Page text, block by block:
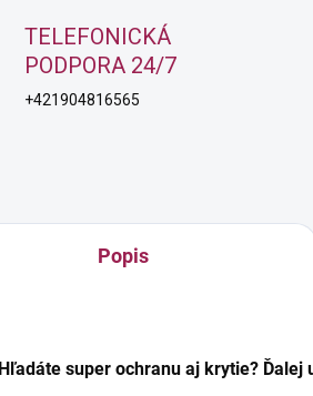
TELEFONICKÁ
PODPORA 24/7
+421904816565
Popis
Hľadáte super ochranu aj krytie? Ďalej